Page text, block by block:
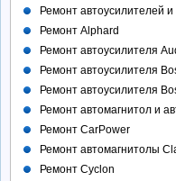
Ремонт автоусилителей
Ремонт Alphard
Ремонт автоусилителя
Ремонт автоусилителя
Ремонт автоусилителя
Ремонт автомагнитол и
Ремонт CarPower
Ремонт автомагнитолы
Ремонт Cyclon